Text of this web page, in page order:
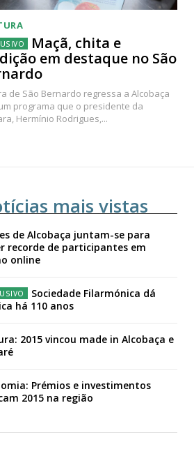
Maçã, chita e
em destaque no São
de São Bernardo regressa a Alcobaça
programa que o presidente da
Hermínio Rodrigues,...
mais vistas
de Alcobaça juntam-se para
recorde de participantes em
online
Sociedade Filarmónica dá
há 110 anos
2015 vincou made in Alcobaça e
Prémios e investimentos
2015 na região